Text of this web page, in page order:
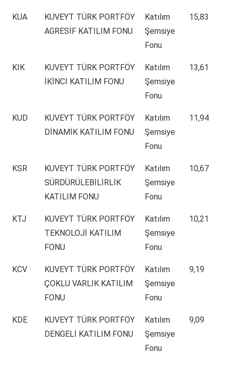
KUA
KUVEYT TÜRK PORTFÖY
AGRESİF KATILIM FONU
Katılım
Şemsiye
Fonu
15,83
KIK
KUVEYT TÜRK PORTFÖY
İKİNCİ KATILIM FONU
Katılım
Şemsiye
Fonu
13,61
KUD
KUVEYT TÜRK PORTFÖY
DİNAMİK KATILIM FONU
Katılım
Şemsiye
Fonu
11,94
KSR
KUVEYT TÜRK PORTFÖY
SÜRDÜRÜLEBİLİRLİK
KATILIM FONU
Katılım
Şemsiye
Fonu
10,67
KTJ
KUVEYT TÜRK PORTFÖY
TEKNOLOJİ KATILIM
FONU
Katılım
Şemsiye
Fonu
10,21
KCV
KUVEYT TÜRK PORTFÖY
ÇOKLU VARLIK KATILIM
FONU
Katılım
Şemsiye
Fonu
9,19
KDE
KUVEYT TÜRK PORTFÖY
DENGELİ KATILIM FONU
Katılım
Şemsiye
Fonu
9,09